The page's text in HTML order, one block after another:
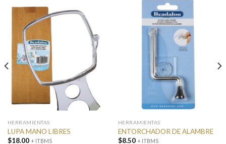
HERRAMIENTAS
LUPA MANO LIBRES
$18.00 + ITBMS
HERRAMIENTAS
ENTORCHADOR DE ALAMBRE
$8.50 + ITBMS